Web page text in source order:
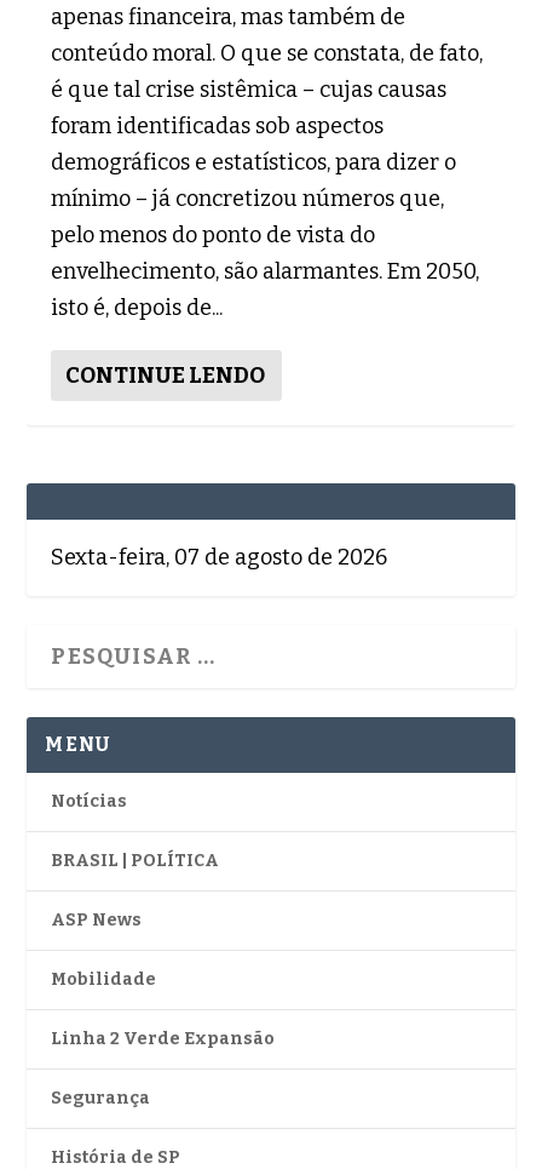
apenas financeira, mas também de
conteúdo moral. O que se constata, de fato,
é que tal crise sistêmica – cujas causas
foram identificadas sob aspectos
demográficos e estatísticos, para dizer o
mínimo – já concretizou números que,
pelo menos do ponto de vista do
envelhecimento, são alarmantes. Em 2050,
isto é, depois de...
CONTINUE LENDO
Sexta-feira, 07 de agosto de 2026
MENU
Notícias
BRASIL | POLÍTICA
ASP News
Mobilidade
Linha 2 Verde Expansão
Segurança
História de SP